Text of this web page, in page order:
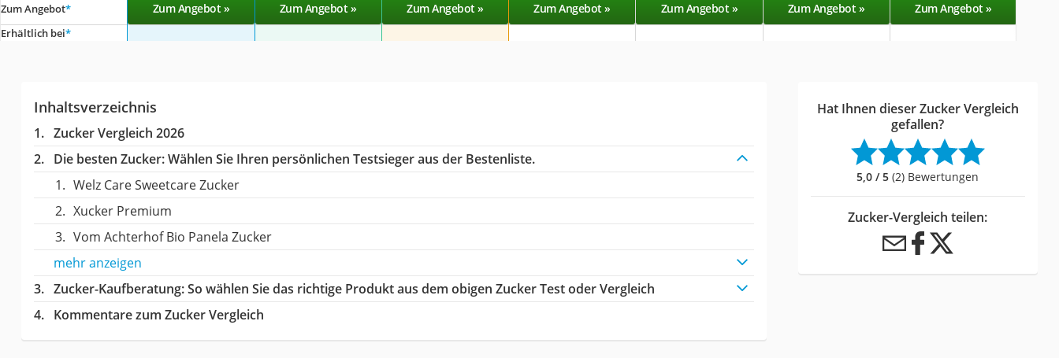
Zum Angebot* Zum Angebot » Zum Angebot » Zum Angebot » Zum Angebot » Zum Angebot » Zum Angebot » Zum Angebot »
Erhältlich bei*
Inhaltsverzeichnis
Zucker Vergleich 2026
Die besten Zucker:Wählen Sie Ihren persönlichen Testsieger aus der Bestenliste.
Welz Care Sweetcare Zucker
Xucker Premium
Vom Achterhof Bio Panela Zucker
mehr anzeigen
Zucker-Kaufberatung: So wählen Sie das richtige Produkt aus dem obigen Zucker Test oder Vergleich
Kommentare zum Zucker Vergleich
Hat Ihnen dieser Zucker Vergleich
gefallen?
5,0 / 5 (2) Bewertungen
Zucker-Vergleich teilen: